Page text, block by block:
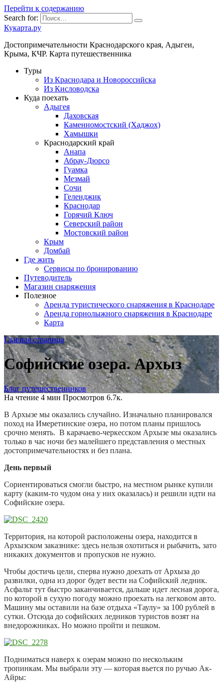
Перейти к содержанию
Search for:
Кукарта.ру
Достопримечательности Краснодарского края, Адыгеи,
Крыма, КЧР. Карта путешественника
Туры
Из Краснодара и Новороссийска
Из Кисловодска
Куда поехать
Адыгея
Даховская
Каменномостский (Хаджох)
Хамышки
Краснодарский край
Анапа
Абрау-Дюрсо
Гуамка
Мезмай
Сочи
Геленджик
Краснодар
Горячий Ключ
Северский район
Мостовский район
Крым
Домбай
Где жить
Сервисы по бронированию
Путеводитель
Магазин снаряжения
Полезное
Аренда туристического снаряжения в Краснодаре
Аренда горнолыжного снаряжения в Краснодаре
Карта
Главная страница
Софийские озера. Архыз
Блог путешественников
На чтение 4 мин Просмотров 6.7к.
В Архызе мы оказались случайно. Изначально планировался
поход на Имеретинские озера, но потом планы пришлось
срочно менять. В карачаево-черкесском Архызе мы оказались
только в час ночи без малейшего представления о местных
достопримечательностях и без плана.
День первый
Сориентироваться смогли быстро, на местном рынке купили
карту (каким-то чудом она у них оказалась) и решили идти на
Софийские озера.
Территория, на которой расположены озера, находится в
Архызском заказнике: здесь нельзя охотиться и рыбачить, зато
никаких документов и пропусков не нужно.
Чтобы достичь цели, сперва нужно доехать от Архыза до
развилки, одна из дорог будет вести на Софийский ледник.
Асфальт тут быстро заканчивается, дальше идет лесная дорога,
по которой в сухую погоду можно проехать на легковом авто.
Машину мы оставили на базе отдыха «Таулу» за 100 рублей в
сутки. Отсюда до софийских ледников туристов возят на
внедорожниках. Но можно пройти и пешком.
Подниматься наверх к озерам можно по нескольким
тропинкам. Мы выбрали эту — которая вьется по ручью Ак-
Айры: